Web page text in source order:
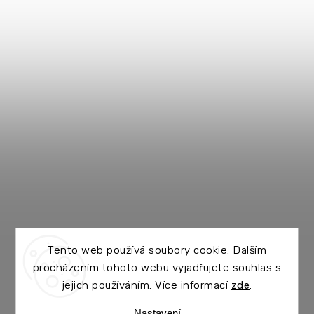
Tento web používá soubory cookie. Dalším
procházením tohoto webu vyjadřujete souhlas s
jejich používáním. Více informací zde